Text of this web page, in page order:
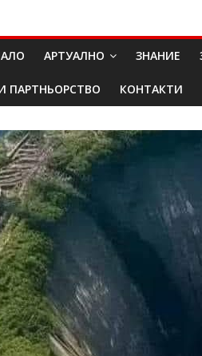
АРТУАЛНО ЗНАНИЕ
ПАРТНЬОРСТВО КОНТАКТИ